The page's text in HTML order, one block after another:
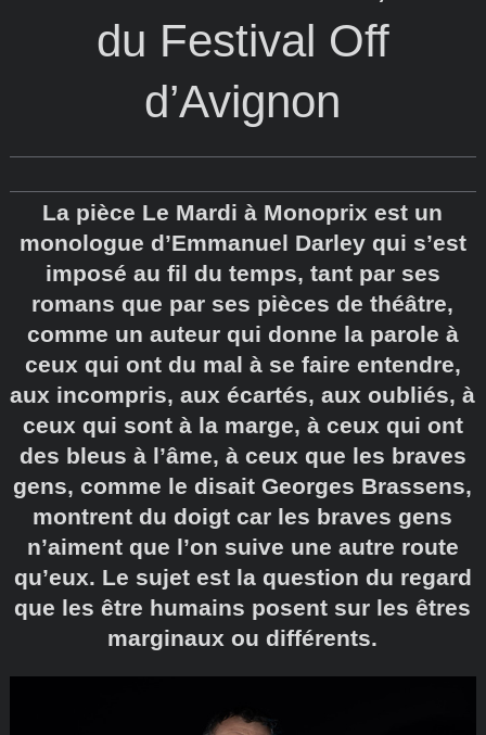
du Festival Off
d’Avignon
La pièce Le Mardi à Monoprix est un
monologue d’Emmanuel Darley qui s’est
imposé au fil du temps, tant par ses
romans que par ses pièces de théâtre,
comme un auteur qui donne la parole à
ceux qui ont du mal à se faire entendre,
aux incompris, aux écartés, aux oubliés, à
ceux qui sont à la marge, à ceux qui ont
des bleus à l’âme, à ceux que les braves
gens, comme le disait Georges Brassens,
montrent du doigt car les braves gens
n’aiment que l’on suive une autre route
qu’eux. Le sujet est la question du regard
que les être humains posent sur les êtres
marginaux ou différents.